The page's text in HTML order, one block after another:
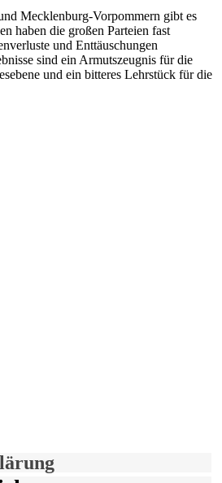
Mecklenburg-Vorpommern gibt es
haben die großen Parteien fast
und Enttäuschungen
sind ein Armutszeugnis für die
und ein bitteres Lehrstück für die